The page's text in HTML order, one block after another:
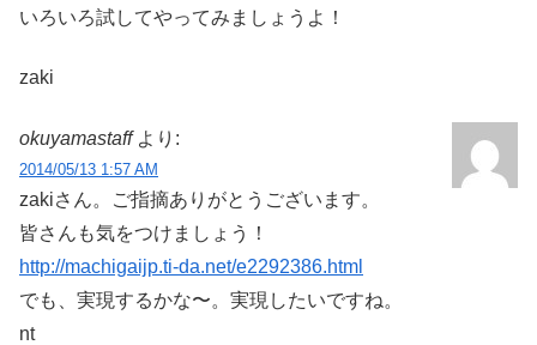
いろいろ試してやってみましょうよ！
zaki
okuyamastaff より:
2014/05/13 1:57 AM
zakiさん。ご指摘ありがとうございます。
皆さんも気をつけましょう！
http://machigaijp.ti-da.net/e2292386.html
でも、実現するかな〜。実現したいですね。
nt